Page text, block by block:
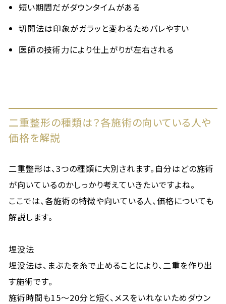
短い期間だがダウンタイムがある
切開法は印象がガラッと変わるためバレやすい
医師の技術力により仕上がりが左右される
二重整形の種類は？各施術の向いている人や
価格を解説
二重整形は、3つの種類に大別されます。自分はどの施術
が向いているのかしっかり考えていきたいですよね。
ここでは、各施術の特徴や向いている人、価格についても
解説します。
埋没法
埋没法は、まぶたを糸で止めることにより、二重を作り出
す施術です。
施術時間も15〜20分と短く、メスをいれないためダウン